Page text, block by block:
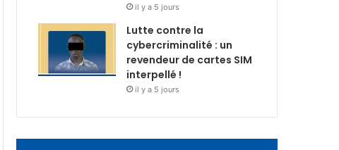
il y a 5 jours
Lutte contre la
cybercriminalité : un
revendeur de cartes SIM
interpellé !
il y a 5 jours